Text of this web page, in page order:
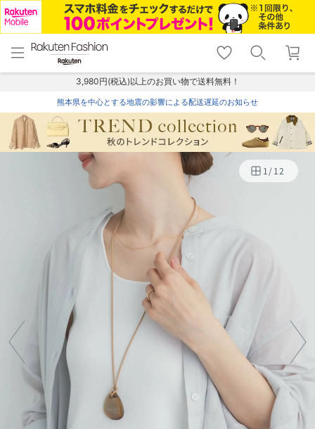
menu home
トップ
shopping_cart lock_outline
ログイン
3,980円(税込)以上のお買い物で送料無料！
熊本県を中心とする地震の影響による配送遅延のお知らせ
1/12